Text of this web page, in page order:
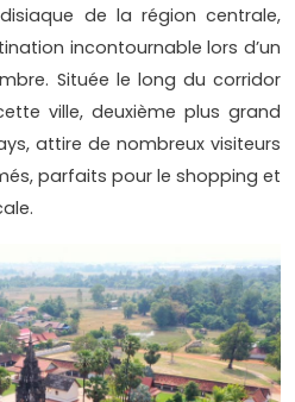
de la région centrale,
incontournable lors d’un
Située le long du corridor
ville, deuxième plus grand
attire de nombreux visiteurs
parfaits pour le shopping et